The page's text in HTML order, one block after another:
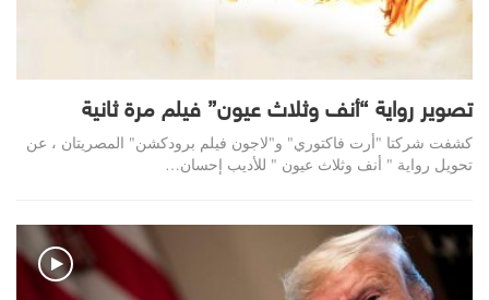
تصوير رواية “أنف وثلاث عيون” فيلم مرة ثانية
كشفت شركتا "أرت فاكتوري" و"لاجون فيلم برودكشن" المصريتان ، عن
تحويل رواية " أنف وثلاث عيون " للأديب إحسان…